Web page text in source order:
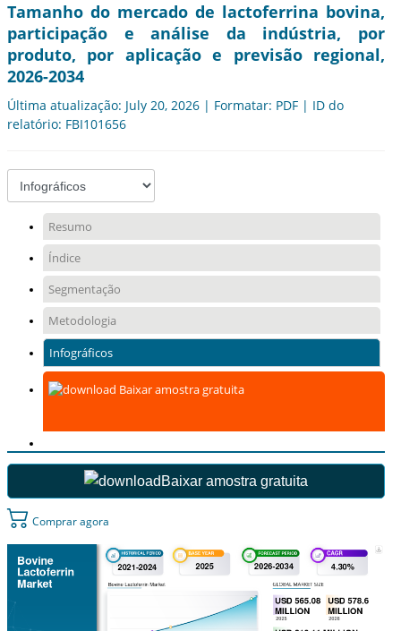
Tamanho do mercado de lactoferrina bovina,
participação e análise da indústria, por
produto, por aplicação e previsão regional,
2026-2034
Última atualização: July 20, 2026 | Formatar: PDF | ID do
relatório: FBI101656
Resumo
Índice
Segmentação
Metodologia
Infográficos
Baixar amostra gratuita
Baixar amostra gratuita
Comprar agora